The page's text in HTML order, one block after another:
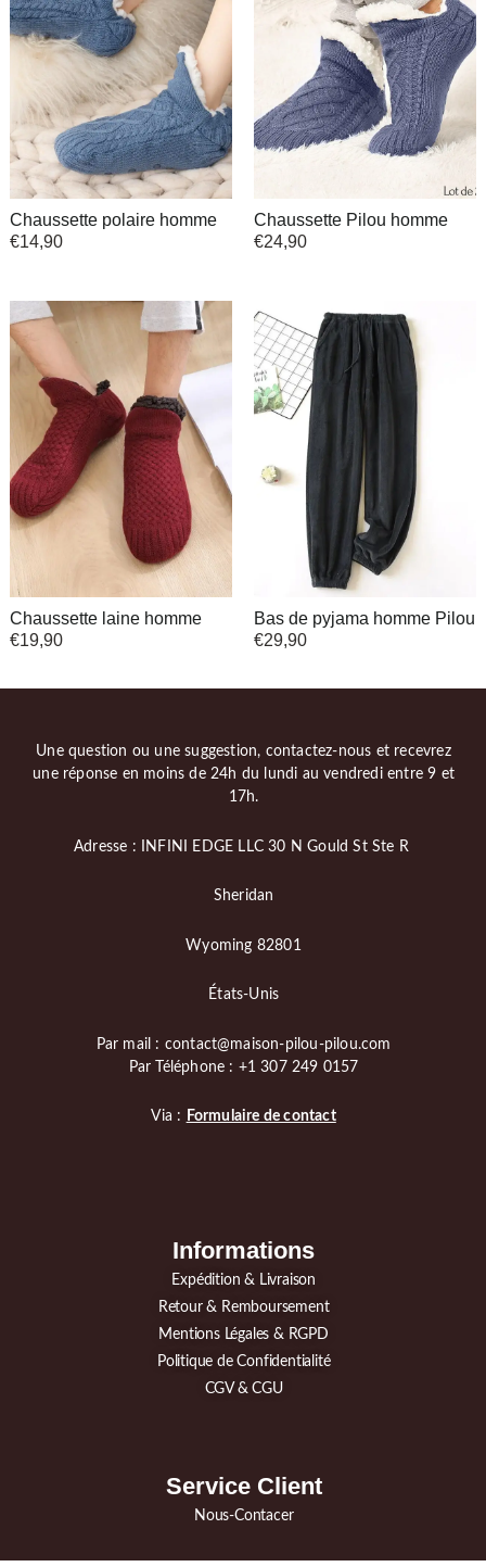
Chaussette polaire homme
€14,90
Chaussette Pilou homme
€24,90
Chaussette laine homme
€19,90
Bas de pyjama homme Pilou
€29,90
Une question ou une suggestion, contactez-nous et recevrez
une réponse en moins de 24h du lundi au vendredi entre 9 et
17h.
Adresse : INFINI EDGE LLC 30 N Gould St Ste R
Sheridan
Wyoming 82801
États-Unis
Par mail : contact@maison-pilou-pilou.com
Par Téléphone : +1 307 249 0157
Via : Formulaire de contact
Informations
Expédition & Livraison
Retour & Remboursement
Mentions Légales & RGPD
Politique de Confidentialité
CGV & CGU
Service Client
Nous-Contacer